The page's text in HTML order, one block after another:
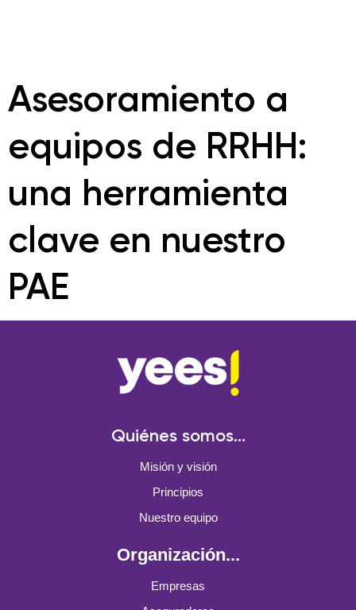
Asesoramiento a
equipos de RRHH:
una herramienta
clave en nuestro
PAE
Quiénes somos...
Misión y visión
Principios
Nuestro equipo
Organización...
Empresas